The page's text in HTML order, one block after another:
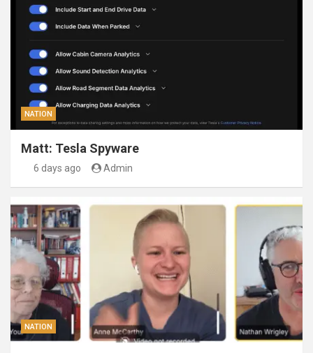
NATION
Matt: Tesla Spyware
6 days ago Admin
NATION